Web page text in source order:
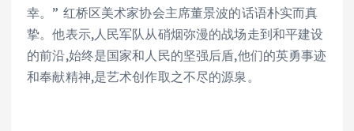
幸。” 红桥区美术家协会主席董景波的话语朴实而真
挚。他表示,人民军队从硝烟弥漫的战场走到和平建设
的前沿,始终是国家和人民的坚强后盾,他们的英勇事迹
和奉献精神,是艺术创作取之不尽的源泉。